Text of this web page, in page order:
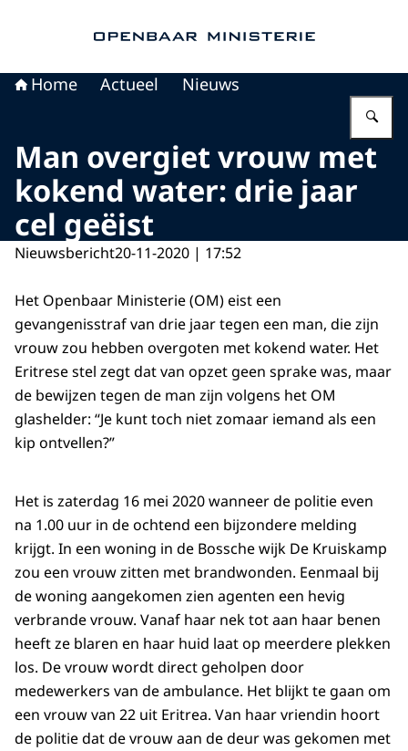
Home Actueel Nieuws
Man overgiet vrouw met
kokend water: drie jaar
cel geëist
Nieuwsbericht20-11-2020 | 17:52
Het Openbaar Ministerie (OM) eist een
gevangenisstraf van drie jaar tegen een man, die zijn
vrouw zou hebben overgoten met kokend water. Het
Eritrese stel zegt dat van opzet geen sprake was, maar
de bewijzen tegen de man zijn volgens het OM
glashelder: “Je kunt toch niet zomaar iemand als een
kip ontvellen?”
Het is zaterdag 16 mei 2020 wanneer de politie even
na 1.00 uur in de ochtend een bijzondere melding
krijgt. In een woning in de Bossche wijk De Kruiskamp
zou een vrouw zitten met brandwonden. Eenmaal bij
de woning aangekomen zien agenten een hevig
verbrande vrouw. Vanaf haar nek tot aan haar benen
heeft ze blaren en haar huid laat op meerdere plekken
los. De vrouw wordt direct geholpen door
medewerkers van de ambulance. Het blijkt te gaan om
een vrouw van 22 uit Eritrea. Van haar vriendin hoort
de politie dat de vrouw aan de deur was gekomen met